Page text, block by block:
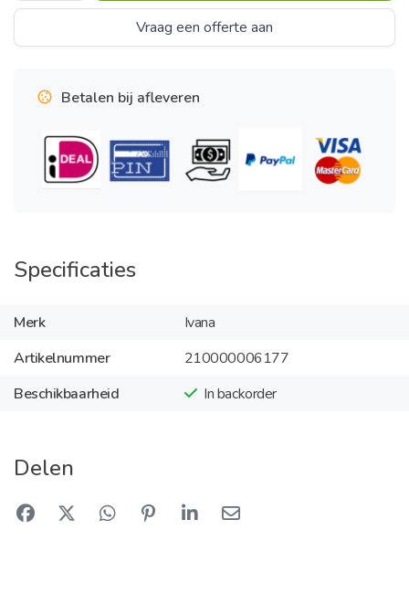
Vraag een offerte aan
Betalen bij afleveren
Specificaties
Merk
Ivana
Artikelnummer
210000006177
Beschikbaarheid
In backorder
Delen